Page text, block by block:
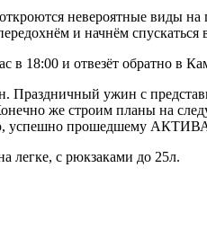
невероятные виды
и начнём спускаться
в 18:00 и отвезёт обратно в
Праздничный ужин с
же строим планы на
успешно прошедшему
легке, с рюкзаками до 25л.